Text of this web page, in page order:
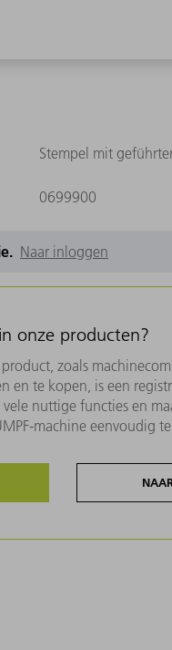
Stempel mit
0699900
Naar inloggen
onze producten?
zoals
en te kopen, is een
nuttige functies en
machine eenvoudig